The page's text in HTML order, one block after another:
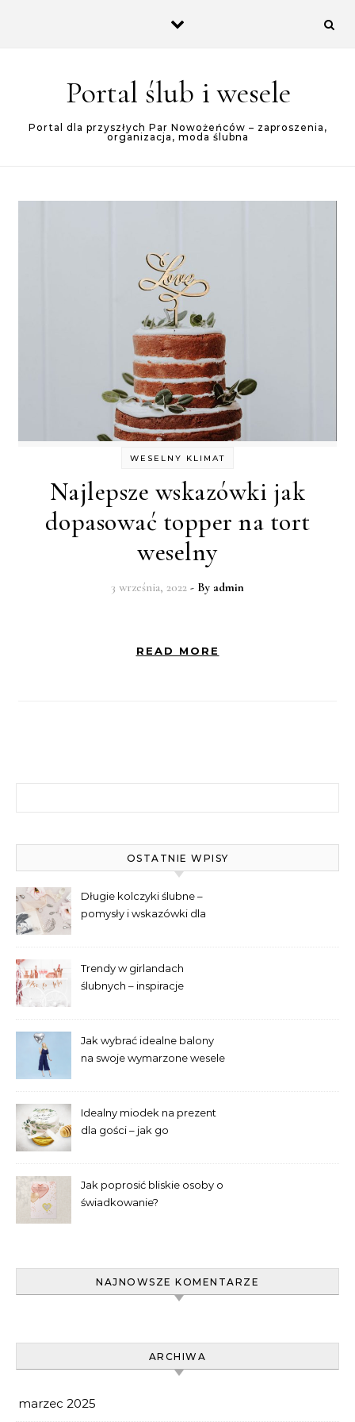
Portal ślub i wesele
Portal dla przyszłych Par Nowożeńców – zaproszenia,
organizacja, moda ślubna
WESELNY KLIMAT
Najlepsze wskazówki jak
dopasować topper na tort
weselny
3 września, 2022 - By admin
READ MORE
OSTATNIE WPISY
Długie kolczyki ślubne –
pomysły i wskazówki dla
Trendy w girlandach
ślubnych – inspiracje
Jak wybrać idealne balony
na swoje wymarzone wesele
Idealny miodek na prezent
dla gości – jak go
Jak poprosić bliskie osoby o
świadkowanie?
NAJNOWSZE KOMENTARZE
ARCHIWA
marzec 2025